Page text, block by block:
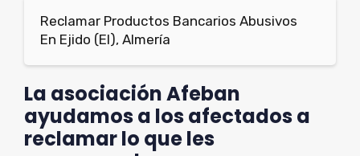
Reclamar Productos Bancarios Abusivos
En Ejido (El), Almería
La asociación Afeban
ayudamos a los afectados a
reclamar lo que les